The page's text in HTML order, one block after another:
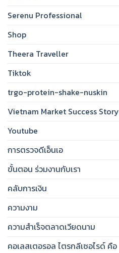
Serenu Professional
Shop
Theera Traveller
Tiktok
trgo-protein-shake-nuskin
Vietnam Market Success Story
Youtube
การตรวจดีเอ็นเอ
ขั้นตอน ร่วมงานกับเรา
คลับการเงิน
ความงาม
ความสำเร็จตลาดเวียดนาม
คอเลสเตอรอล ไตรกลีเซอไรด์ คือ